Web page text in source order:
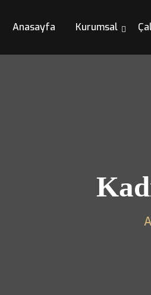
Anasayfa Kurumsal